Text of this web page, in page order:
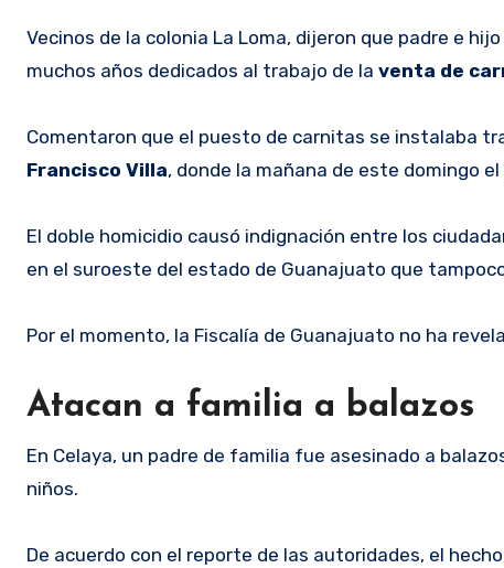
Vecinos de la colonia La Loma, dijeron que padre e
muchos años dedicados al trabajo de la venta de
Comentaron que el puesto de carnitas se instalaba
Francisco Villa, donde la mañana de este domingo
El doble homicidio causó indignación entre los
en el suroeste del estado de Guanajuato que
Por el momento, la Fiscalía de Guanajuato no ha
Atacan a familia a balazos
En Celaya, un padre de familia fue asesinado a
niños.
De acuerdo con el reporte de las autoridades, el